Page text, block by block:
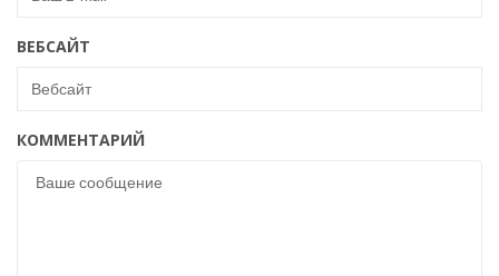
ВЕБСАЙТ
КОММЕНТАРИЙ